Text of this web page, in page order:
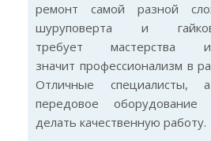
ремонт самой разной
шуруповерта и
требует
значит профессионализм в
Отличные специалисты,
передовое
делать качественную работу.